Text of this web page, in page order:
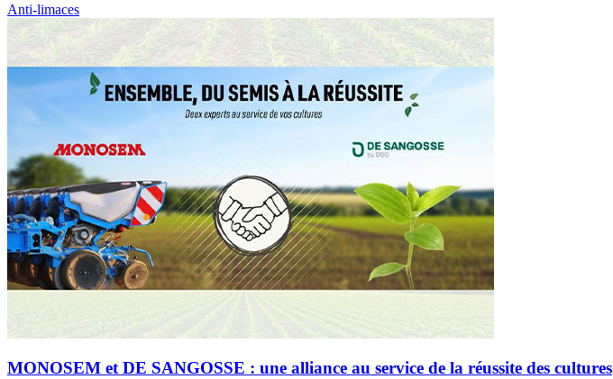
Anti-limaces
MONOSEM et DE SANGOSSE : une alliance au service de la réussite des cultures